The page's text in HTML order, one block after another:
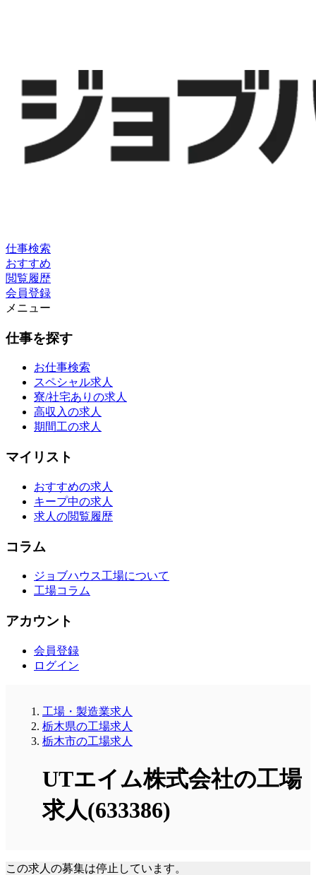
仕事検索
おすすめ
閲覧履歴
会員登録
メニュー
仕事を探す
お仕事検索
スペシャル求人
寮/社宅ありの求人
高収入の求人
期間工の求人
マイリスト
おすすめの求人
キープ中の求人
求人の閲覧履歴
コラム
ジョブハウス工場について
工場コラム
アカウント
会員登録
ログイン
工場・製造業求人
栃木県の工場求人
栃木市の工場求人
UTエイム株式会社の工場
求人(633386)
この求人の募集は停止しています。